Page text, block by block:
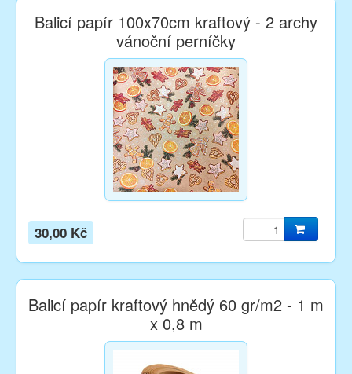
Balicí papír 100x70cm kraftový - 2 archy
vánoční perníčky
30,00 Kč
Balicí papír kraftový hnědý 60 gr/m2 - 1 m
x 0,8 m